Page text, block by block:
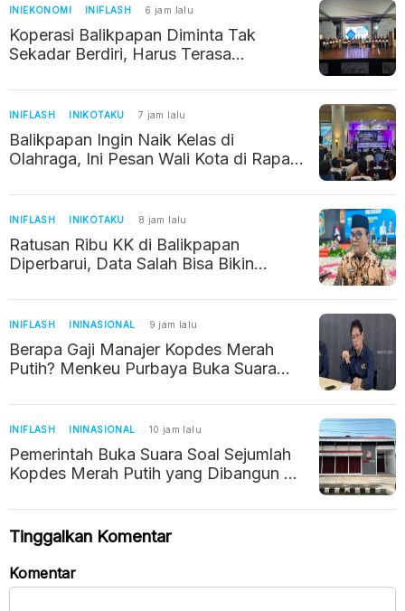
INIEKONOMI INIFLASH 6 jam lalu
Koperasi Balikpapan Diminta Tak
Sekadar Berdiri, Harus Terasa
INIFLASH INIKOTAKU 7 jam lalu
Balikpapan Ingin Naik Kelas di
Olahraga, Ini Pesan Wali Kota di Rapat
INIFLASH INIKOTAKU 8 jam lalu
Ratusan Ribu KK di Balikpapan
Diperbarui, Data Salah Bisa Bikin
INIFLASH ININASIONAL 9 jam lalu
Berapa Gaji Manajer Kopdes Merah
Putih? Menkeu Purbaya Buka Suara
INIFLASH ININASIONAL 10 jam lalu
Pemerintah Buka Suara Soal Sejumlah
Kopdes Merah Putih yang Dibangun di
Tinggalkan Komentar
Komentar